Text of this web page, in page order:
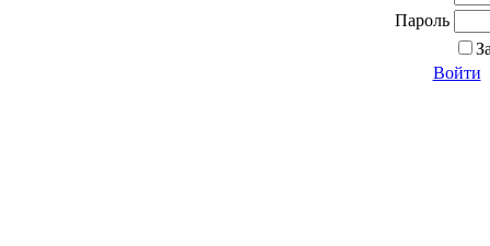
Пароль
Войти